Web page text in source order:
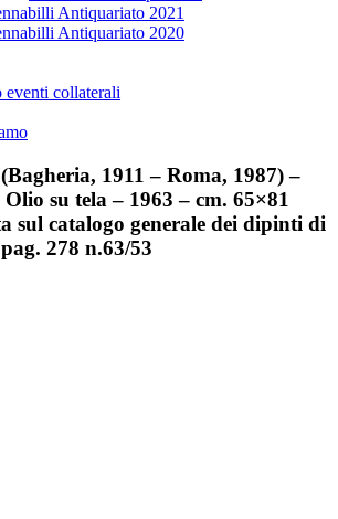
Antiquariato 2021
Antiquariato 2020
collaterali
1911 – Roma, 1987) –
su tela – 1963 – cm. 65×81
sul catalogo generale dei dipinti di
278 n.63/53